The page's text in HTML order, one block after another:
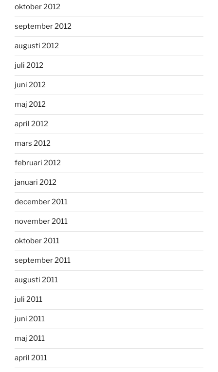
oktober 2012
september 2012
augusti 2012
juli 2012
juni 2012
maj 2012
april 2012
mars 2012
februari 2012
januari 2012
december 2011
november 2011
oktober 2011
september 2011
augusti 2011
juli 2011
juni 2011
maj 2011
april 2011